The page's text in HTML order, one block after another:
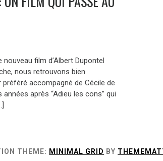
film d’Albert Dupontel
nous retrouvons bien
accompagné de Cécile de
après “Adieu les cons” qui
THEME: MINIMAL GRID BY